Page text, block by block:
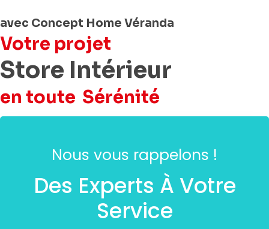
avec Concept Home Véranda
Votre projet
Store Intérieur
en toute Sérénité
Nous vous rappelons !
Des Experts À Votre
Service